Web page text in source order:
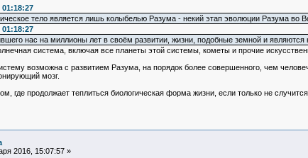
тело является лишь колыбелью Разума - некий этап эволюции Разума во
нас на миллионы лет в своём развитии, жизни, подобные земной и
система, включая все планеты этой системы, кометы и прочие
возможна с развитием Разума, на порядок более совершенного, чем
мозг.
где продолжает теплиться биологическая форма жизни, если только не
2016, 15:07:57 »